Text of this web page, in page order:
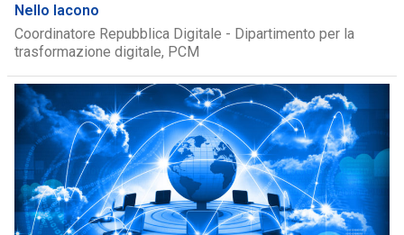
Nello Iacono
Coordinatore Repubblica Digitale - Dipartimento per la
trasformazione digitale, PCM